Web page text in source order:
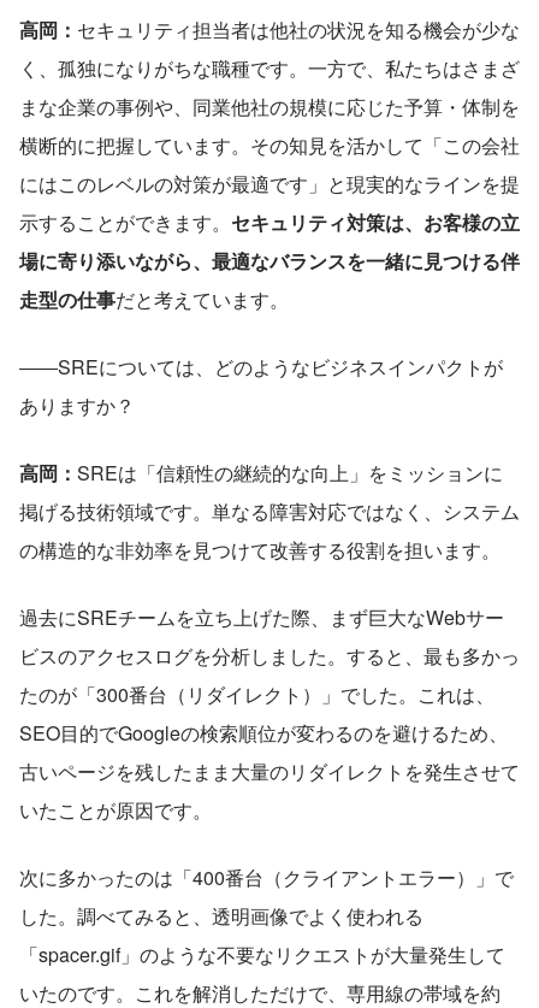
高岡： セキュリティ担当者は他社の状況を知る機会が少な
く、孤独になりがちな職種です。一方で、私たちはさまざ
まな企業の事例や、同業他社の規模に応じた予算・体制を
横断的に把握しています。その知見を活かして「この会社
にはこのレベルの対策が最適です」と現実的なラインを提
示することができます。 セキュリティ対策は、お客様の立
場に寄り添いながら、最適なバランスを一緒に見つける伴
走型の仕事だと考えています。
――SREについては、どのようなビジネスインパクトが
ありますか？
高岡： SREは「信頼性の継続的な向上」をミッションに
掲げる技術領域です。単なる障害対応ではなく、システム
の構造的な非効率を見つけて改善する役割を担います。
過去にSREチームを立ち上げた際、まず巨大なWebサー
ビスのアクセスログを分析しました。すると、最も多かっ
たのが「300番台（リダイレクト）」でした。これは、
SEO目的でGoogleの検索順位が変わるのを避けるため、
古いページを残したまま大量のリダイレクトを発生させて
いたことが原因です。
次に多かったのは「400番台（クライアントエラー）」で
した。調べてみると、透明画像でよく使われる
「spacer.gif」のような不要なリクエストが大量発生して
いたのです。これを解消しただけで、専用線の帯域を約